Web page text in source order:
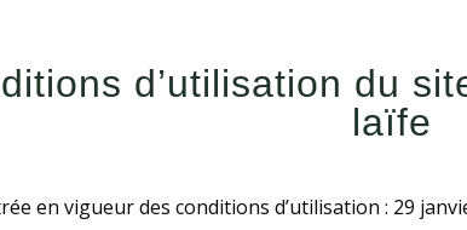
d’utilisation du
laïfe
en vigueur des conditions d’utilisation : 29